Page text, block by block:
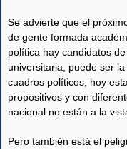
Se advierte que el
de gente formada
política hay candidatos
universitaria, puede ser
cuadros políticos, hoy
propositivos y con
nacional no están a la
Pero también está el